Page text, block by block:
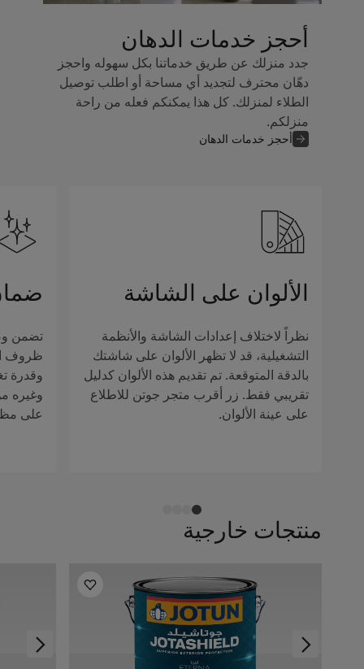
أحجز خدمات الدهان
جدد منزلك عن طريق خدماتنا بكل سهوله واحجز
دهّان محترف لتجديد أي مساحة أو اطلب توصيل
الطلاء لمنزلك. كل هذا يمكنكم فعله من راحة
منزلكم.
أحجز خدمات الدهان
الألوان على الشاشة
نظراً لاختلاف إعدادات الشاشة والأنظمة
التشغيلية، قد لا تظهر الألوان على شاشتك
بالدقة المتوقعة. تم تقديم هذه الألوان كدليل
تقريبي فقط. زر أقرب متجر جوتن للاطلاع
على عينة الألوان.
تضمن
ظروف
وقدرة
وغيره
على
منتجات خارجية